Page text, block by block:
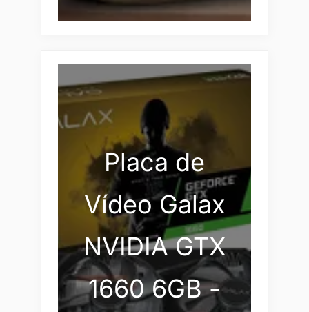
Placa de
Vídeo Galax
NVIDIA GTX
1660 6GB -